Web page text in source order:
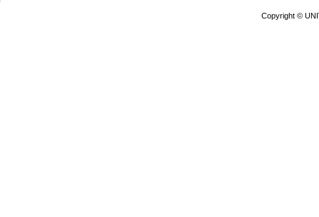
Copyright ©